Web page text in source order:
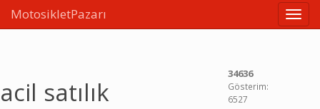
MotosikletPazarı
acil satılık
34636
Gösterim:
6527